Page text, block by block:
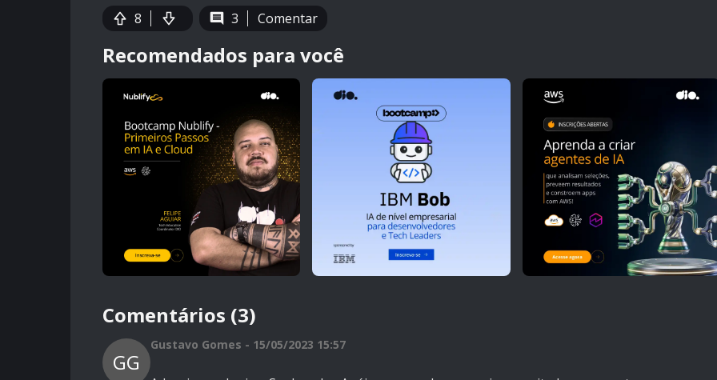
8 3 Comentar
Recomendados para você
Comentários (3)
GG
Gustavo Gomes - 15/05/2023 15:57